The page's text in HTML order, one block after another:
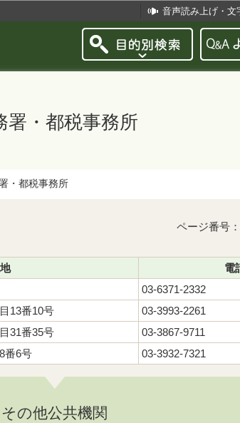
音声読み上げ・文
署・都税事務所
・都税事務所
ページ番号
電
03-6371-2332
13番10号
03-3993-2261
31番35号
03-3867-9711
番6号 03-3932-7321
その他公共機関